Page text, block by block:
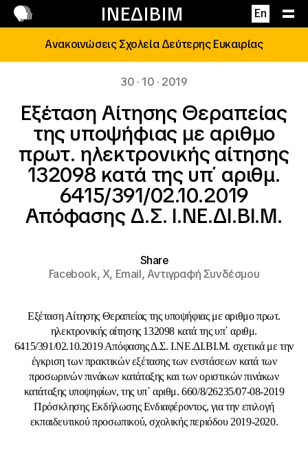
ΙΝΕΔΙΒΙΜ En
Επικοινωνία
Ανακοινώσεις Σχολεία Δεύτερης Ευκαιρίας
30 · 10 · 2019
Εξέταση Αίτησης Θεραπείας
της υποψήφιας με αριθμο
πρωτ. ηλεκτρονικής αίτησης
132098 κατά της υπ΄ αριθμ.
6415/391/02.10.2019
Απόφασης Δ.Σ. Ι.ΝΕ.ΔΙ.ΒΙ.Μ.
Share
Facebook,X, Email,Αντιγραφή Συνδέσμου
Εξέταση Αίτησης Θεραπείας της υποψήφιας με αριθμο πρωτ.
ηλεκτρονικής αίτησης 132098 κατά της υπ΄ αριθμ.
6415/391/02.10.2019 Απόφασης Δ.Σ. Ι.ΝΕ.ΔΙ.ΒΙ.Μ. σχετικά με την
έγκριση των πρακτικών εξέτασης των ενστάσεων κατά των
προσωρινών πινάκων κατάταξης και των οριστικών πινάκων
κατάταξης υποψηφίων, της υπ΄ αριθμ. 660/8/26235/07-08-2019
Πρόσκλησης Εκδήλωσης Ενδιαφέροντος, για την επιλογή
εκπαιδευτικού προσωπικού, σχολικής περιόδου 2019-2020.